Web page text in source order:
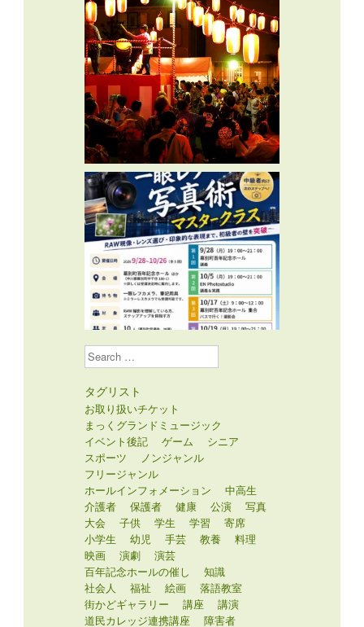
Search
タグリスト
お取り扱いチケット
まっくグランドミュージック
イベント後記
ゲーム
シニア
スポーツ
ノンジャンル
フリージャンル
ホールインフォメーション
中高生
介護者
保護者 健康 公演
写真
大会
子供 学生 学習
寄席
小学生
幼児 手芸 教養
料理
映画
演劇
演芸
百年記念ホールの催し
知識
社会人
福祉 絵画
落語教室
街かどギャラリー
講座
講演
道民カレッジ連携講座
障害者